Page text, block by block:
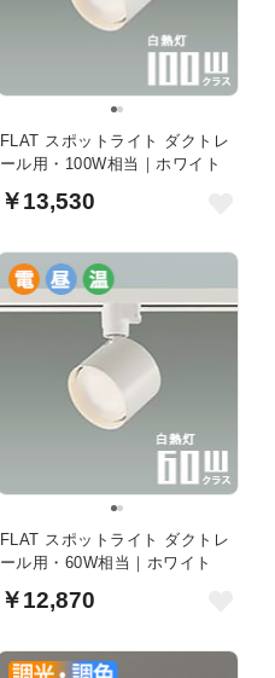
FLAT スポットライト ダクトレ
ール用・100W相当｜ホワイト
￥13,530
FLAT スポットライト ダクトレ
ール用・60W相当｜ホワイト
￥12,870